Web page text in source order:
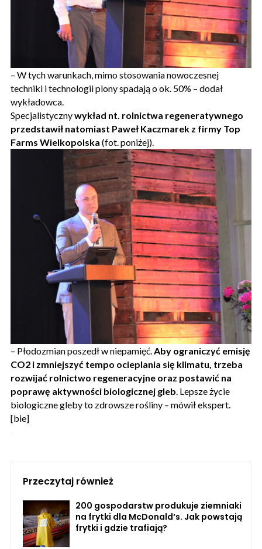
– W tych warunkach, mimo stosowania nowoczesnej
techniki i technologii plony spadają o ok. 50% – dodał
wykładowca.
Specjalistycznywykład nt. rolnictwa regeneratywnego
przedstawił natomiast Paweł Kaczmarek z firmy Top
Farms Wielkopolska (fot. poniżej).
– Płodozmian poszedł w niepamięć. Aby ograniczyć emisję
CO2 i zmniejszyć tempo ocieplania się klimatu, trzeba
rozwijać rolnictwo regeneracyjne oraz postawić na
poprawę aktywności biologicznej gleb . Lepsze życie
biologiczne gleby to zdrowsze rośliny – mówił ekspert.
[bie]
Przeczytaj również
200 gospodarstw produkuje ziemniaki
na frytki dla McDonald‘s. Jak powstają
frytki i gdzie trafiają?